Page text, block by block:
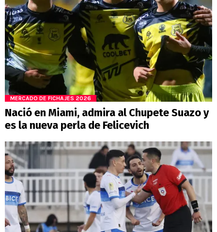
MERCADO DE FICHAJES 2026
Nació en Miami, admira al Chupete Suazo y
es la nueva perla de Felicevich